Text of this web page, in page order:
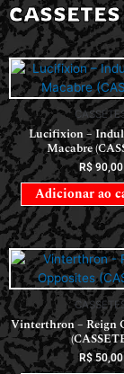
CASSETES
Lucifixion –
Macabre
R$90,00
Adicionar ao
Vinterthron – Reign
R$50,00